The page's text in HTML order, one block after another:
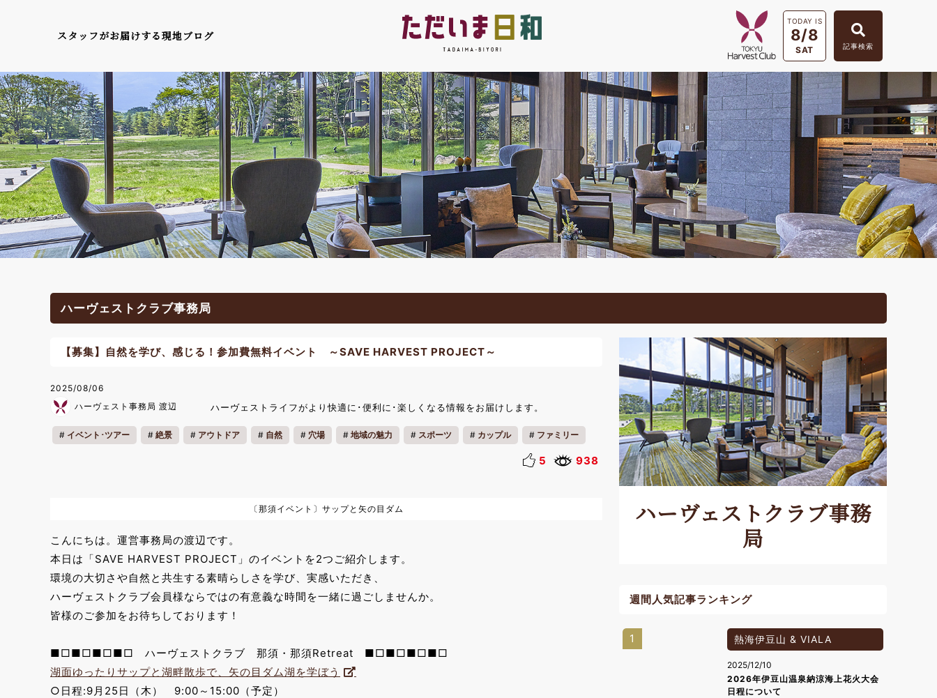
スタッフがお届けする現地ブログ
TODAY IS
8/8
SAT 記事検索
ハーヴェストクラブ事務局
【募集】自然を学び、感じる！参加費無料イベント ～SAVE HARVEST PROJECT～
2025/08/06
ハーヴェスト事務局 渡辺
ハーヴェストライフがより快適に･便利に･楽しくなる情報をお届けします。
イベント･ツアー 絶景 アウトドア 自然 穴場 地域の魅力 スポーツ カップル ファミリー
5 938
〔那須イベント〕サップと矢の目ダム
こんにちは。運営事務局の渡辺です。
本日は「SAVE HARVEST PROJECT」のイベントを2つご紹介します。
環境の大切さや自然と共生する素晴らしさを学び、実感いただき、
ハーヴェストクラブ会員様ならではの有意義な時間を一緒に過ごしませんか。
皆様のご参加をお待ちしております！
■□■□■□■□ ハーヴェストクラブ 那須・那須Retreat ■□■□■□■□
湖面ゆったりサップと湖畔散歩で、矢の目ダム湖を学ぼう
○日程:9月25日（木） 9:00～15:00（予定）
ハーヴェストクラブ事務
局
週間人気記事ランキング
1 熱海伊豆山 & VIALA
2025/12/10
2026年伊豆山温泉納涼海上花火大会
日程について